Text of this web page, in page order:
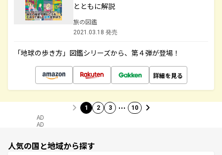
とともに解説
旅の図鑑
2021.03.18 発売
「地球の歩き方」図鑑シリーズから、第４弾が登場！
詳細を見る
1 2 3 … 10
AD
AD
人気の国と地域から探す